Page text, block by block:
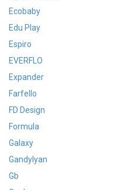
Ecobaby
Edu Play
Espiro
EVERFLO
Expander
Farfello
FD Design
Formula
Galaxy
Gandylyan
Gb